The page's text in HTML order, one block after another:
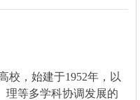
，始建于1952年，以
理等多学科协调发展的